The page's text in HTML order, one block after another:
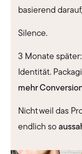
basierend
Silence.
3 Monate
Identität.
mehr
Nicht weil das
endlich so